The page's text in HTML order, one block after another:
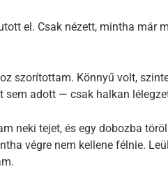
el. Csak nézett, mintha már
szorítottam. Könnyű volt,
sem adott — csak halkan
neki tejet, és egy dobozba
végre nem kellene félnie.